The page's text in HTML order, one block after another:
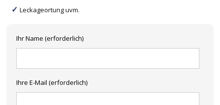
Leckageortung uvm.
Ihr Name (erforderlich)
Ihre E-Mail (erforderlich)